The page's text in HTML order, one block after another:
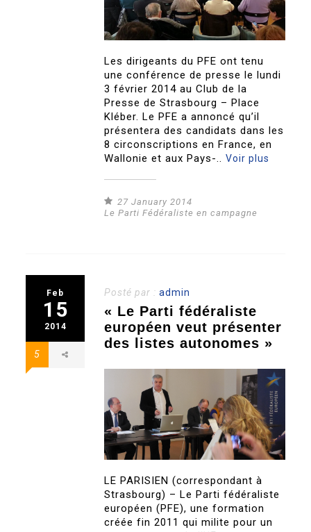
Les dirigeants du PFE ont tenu
une conférence de presse le lundi
3 février 2014 au Club de la
Presse de Strasbourg – Place
Kléber. Le PFE a annoncé qu’il
présentera des candidats dans les
8 circonscriptions en France, en
Wallonie et aux Pays-..Voir plus
27 January 2014
Le Parti Fédéraliste en campagne
Feb
15
2014
5
Posté par :admin
« Le Parti fédéraliste
européen veut présenter
des listes autonomes »
LE PARISIEN (correspondant à
Strasbourg) – Le Parti fédéraliste
européen (PFE), une formation
créée fin 2011 qui milite pour un